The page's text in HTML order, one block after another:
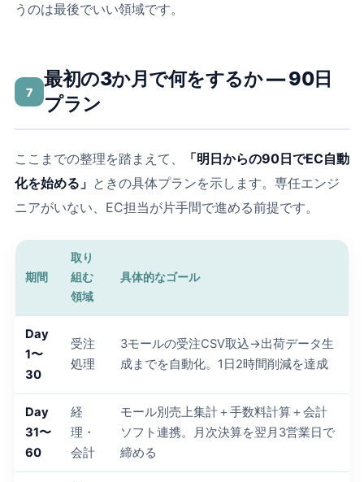
うのは最後でいい領域です。
7
最初の3か月で何をするか ― 90日
プラン
ここまでの整理を踏まえて、
「明日からの90日でEC自動
化を始める」 ときの具体プランを示します。専任エンジ
ニアがいない、EC担当が片手間で進める前提です。
期間
取り
組む
領域
具体的なゴール
Day
1〜
30
受注
処理
3モールの受注CSV取込→出荷データ生
成までを自動化。1日2時間削減を達成
Day
31〜
60
経
理・
会計
モール別売上集計＋手数料計算＋会計
ソフト連携。月次決算を翌月3営業日で
締める